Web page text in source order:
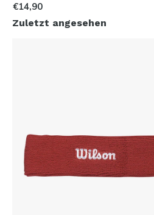
€14,90
Zuletzt angesehen